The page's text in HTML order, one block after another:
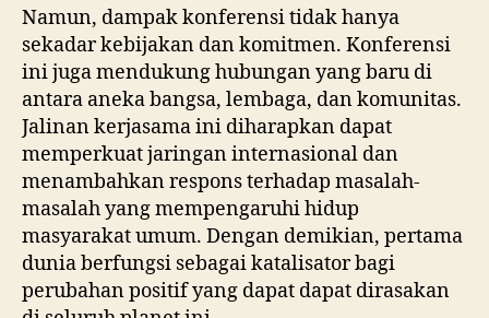
Namun, dampak konferensi tidak hanya
sekadar kebijakan dan komitmen. Konferensi
ini juga mendukung hubungan yang baru di
antara aneka bangsa, lembaga, dan komunitas.
Jalinan kerjasama ini diharapkan dapat
memperkuat jaringan internasional dan
menambahkan respons terhadap masalah-
masalah yang mempengaruhi hidup
masyarakat umum. Dengan demikian, pertama
dunia berfungsi sebagai katalisator bagi
perubahan positif yang dapat dapat dirasakan